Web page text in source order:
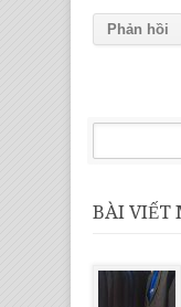
BÀI VIẾT